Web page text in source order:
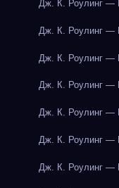
Дж. К. Роулинг —
Дж. К. Роулинг —
Дж. К. Роулинг —
Дж. К. Роулинг —
Дж. К. Роулинг —
Дж. К. Роулинг —
Дж. К. Роулинг —